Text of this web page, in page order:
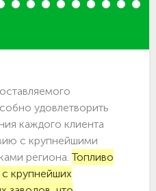
12 13 14 15 16 17 18 19 20
удовлетворить
каждого клиента
с крупнейшими
региона.Топливо
крупнейших